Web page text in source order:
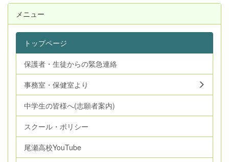
メニュー
トップページ
保護者・生徒からの緊急連絡
事務室・保健室より
中学生の皆様へ(志願者案内)
スクール・ポリシー
尾瀬高校YouTube